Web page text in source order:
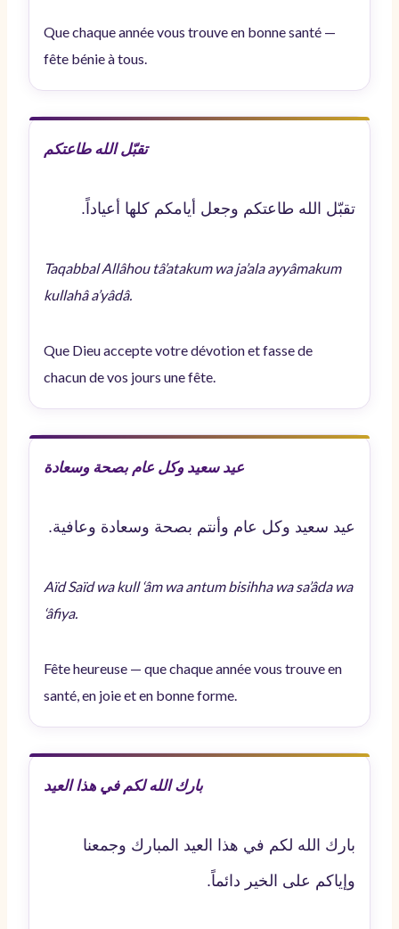
Que chaque année vous trouve en bonne santé —
fête bénie à tous.
تقبّل الله طاعتكم
تقبّل الله طاعتكم وجعل أيامكم كلها أعياداً.
Taqabbal Allâhou tâ’atakum wa ja’ala ayyâmakum
kullahâ a’yâdâ.
Que Dieu accepte votre dévotion et fasse de
chacun de vos jours une fête.
عيد سعيد وكل عام بصحة وسعادة
عيد سعيد وكل عام وأنتم بصحة وسعادة وعافية.
Aïd Saïd wa kull ‘âm wa antum bisihha wa sa’âda wa
‘âfiya.
Fête heureuse — que chaque année vous trouve en
santé, en joie et en bonne forme.
بارك الله لكم في هذا العيد
بارك الله لكم في هذا العيد المبارك وجمعنا
وإياكم على الخير دائماً.